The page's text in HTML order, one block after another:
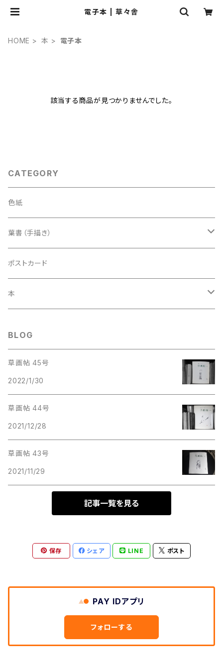
電子本 | 草々舎
HOME 本 電子本
該当する商品が見つかりませんでした。
CATEGORY
色紙
葉書（手描き）
草筆
露草
木筆
ポストカード
本
BLOG
草画帖 45号
2022/1/30
草画帖 44号
2021/12/28
草画帖 43号
2021/11/29
記事一覧を見る
保存 シェア LINE ポスト
PAY IDアプリ
フォローする